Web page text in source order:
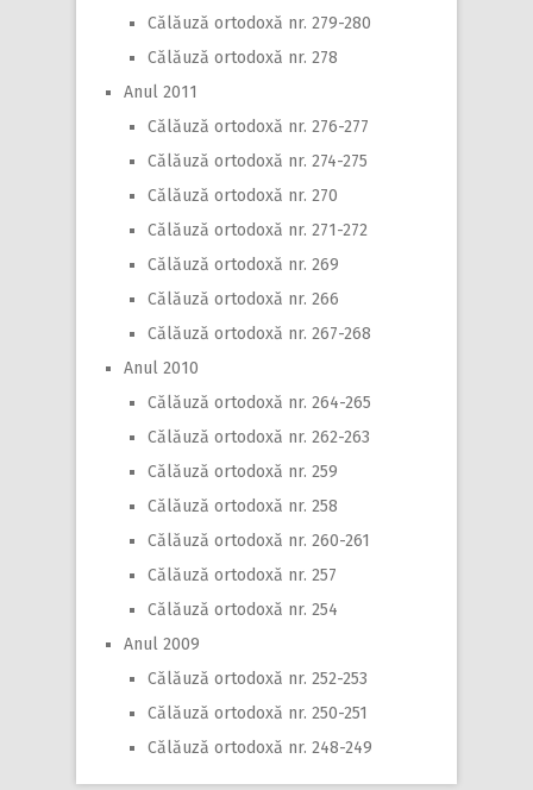
Călăuză ortodoxă nr. 279-280
Călăuză ortodoxă nr. 278
Anul 2011
Călăuză ortodoxă nr. 276-277
Călăuză ortodoxă nr. 274-275
Călăuză ortodoxă nr. 270
Călăuză ortodoxă nr. 271-272
Călăuză ortodoxă nr. 269
Călăuză ortodoxă nr. 266
Călăuză ortodoxă nr. 267-268
Anul 2010
Călăuză ortodoxă nr. 264-265
Călăuză ortodoxă nr. 262-263
Călăuză ortodoxă nr. 259
Călăuză ortodoxă nr. 258
Călăuză ortodoxă nr. 260-261
Călăuză ortodoxă nr. 257
Călăuză ortodoxă nr. 254
Anul 2009
Călăuză ortodoxă nr. 252-253
Călăuză ortodoxă nr. 250-251
Călăuză ortodoxă nr. 248-249